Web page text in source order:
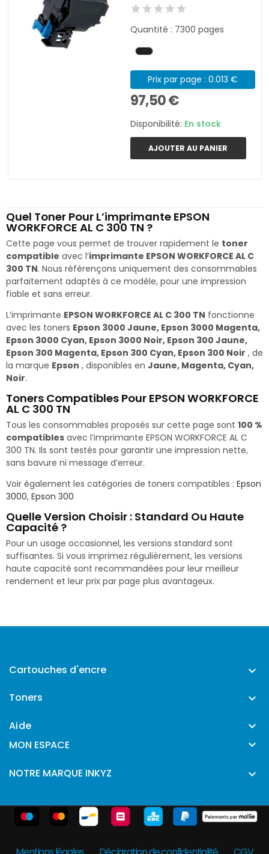
Quantité : 7300 pages
Prix par page : 0.013 €
97,50 €
Disponibilité: En stock
AJOUTER AU PANIER
Quel Toner Pour L’imprimante EPSON
WORKFORCE AL C 300 TN ?
Cette page vous permet de trouver rapidement le toner
compatible avec l’imprimante EPSON WORKFORCE AL C
300 TN. Nous référençons uniquement des consommables
parfaitement adaptés à ce modèle, pour une impression
fiable et sans erreur.
L’imprimante EPSON WORKFORCE AL C 300 TN fonctionne
avec les toners Epson 3000 Jaune, Epson 3000 Magenta,
Epson 3000 Cyan, Epson 3000 Noir, Epson 300 Jaune,
Epson 300 Magenta, Epson 300 Cyan, Epson 300 Noir , de
la marque Epson , disponibles en Jaune, Magenta, Cyan,
Noir.
Toners Compatibles Pour EPSON WORKFORCE
AL C 300 TN
Tous les consommables proposés sur cette page sont 100 %
compatibles avec l’imprimante EPSON WORKFORCE AL C
300 TN. Ils sont testés pour garantir une impression nette,
sans bavure ni message d’erreur.
Voir également les catégories de toners compatibles : Epson
3000, Epson 300
Quelle Version Choisir : Standard Ou Haute
Capacité ?
Pour un usage occasionnel, les versions standard sont
suffisantes. Si vous imprimez régulièrement, les versions
haute capacité sont recommandées pour leur meilleur
rendement et leur prix par page plus avantageux.
Cartouches d'encre 
Toners 
Aide 
MON ESPACE 
NOTRE MARQUE INKYZ 